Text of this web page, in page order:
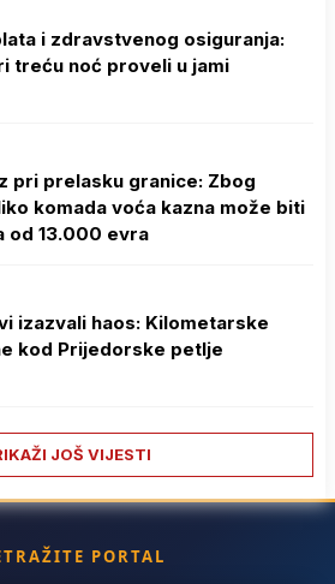
i zdravstvenog osiguranja:
treću noć proveli u jami
pri prelasku granice: Zbog
komada voća kazna može biti
od 13.000 evra
izazvali haos: Kilometarske
kod Prijedorske petlje
JOŠ VIJESTI
PORTAL